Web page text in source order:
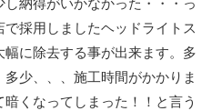
納得がいかなかった・・・っ
採用しましたヘッドライトス
に除去する事が出来ます。多
少、、、施工時間がかかりま
くなってしまった！！と言う